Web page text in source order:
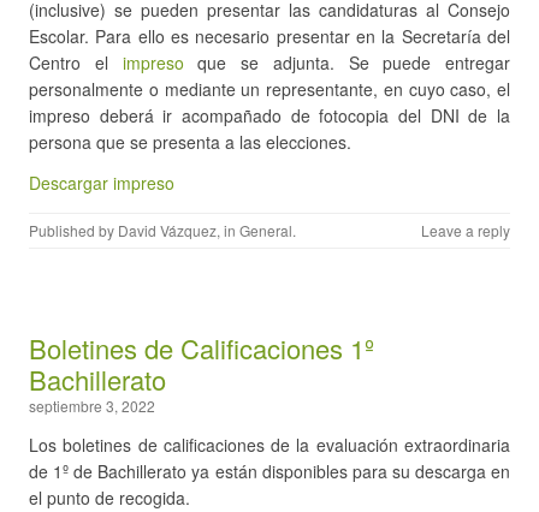
(inclusive) se pueden presentar las candidaturas al Consejo
Escolar. Para ello es necesario presentar en la Secretaría del
Centro el impreso que se adjunta. Se puede entregar
personalmente o mediante un representante, en cuyo caso, el
impreso deberá ir acompañado de fotocopia del DNI de la
persona que se presenta a las elecciones.
Descargar impreso
Published by David Vázquez, in General. Leave a reply
Boletines de Calificaciones 1º
Bachillerato
septiembre 3, 2022
Los boletines de calificaciones de la evaluación extraordinaria
de 1º de Bachillerato ya están disponibles para su descarga en
el punto de recogida.